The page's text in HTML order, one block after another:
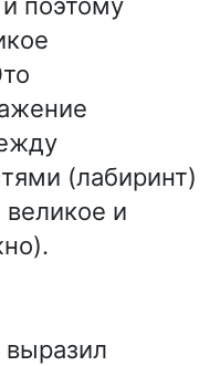
поэтому
(лабиринт)
и
выразил